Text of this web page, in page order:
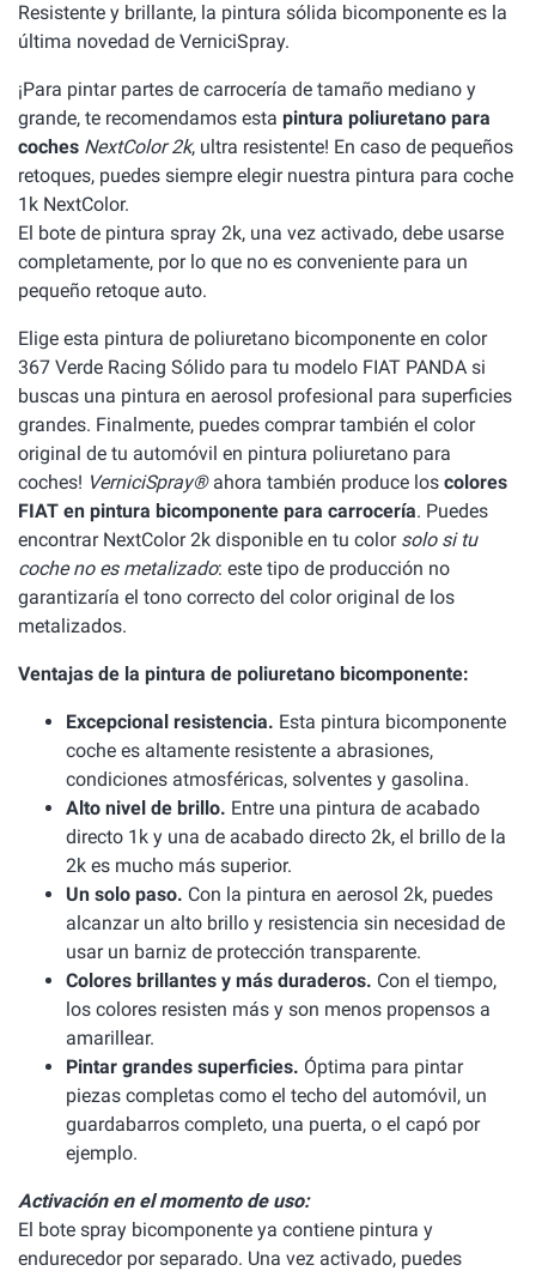
Resistente y brillante, la pintura sólida bicomponente es la
última novedad de VerniciSpray.
¡Para pintar partes de carrocería de tamaño mediano y
grande, te recomendamos esta pintura poliuretano para
coches NextColor 2k, ultra resistente! En caso de pequeños
retoques, puedes siempre elegir nuestra pintura para coche
1k NextColor.
El bote de pintura spray 2k, una vez activado, debe usarse
completamente, por lo que no es conveniente para un
pequeño retoque auto.
Elige esta pintura de poliuretano bicomponente en color
367 Verde Racing Sólido para tu modelo FIAT PANDA si
buscas una pintura en aerosol profesional para superficies
grandes. Finalmente, puedes comprar también el color
original de tu automóvil en pintura poliuretano para
coches! VerniciSpray®ahora también produce los colores
FIAT en pintura bicomponente para carrocería. Puedes
encontrar NextColor 2k disponible en tu color solo si tu
coche no es metalizado: este tipo de producción no
garantizaría el tono correcto del color original de los
metalizados.
Ventajas de la pintura de poliuretano bicomponente:
Excepcional resistencia. Esta pintura bicomponente
coche es altamente resistente a abrasiones,
condiciones atmosféricas, solventes y gasolina.
Alto nivel de brillo. Entre una pintura de acabado
directo 1k y una de acabado directo 2k, el brillo de la
2k es mucho más superior.
Un solo paso. Con la pintura en aerosol 2k, puedes
alcanzar un alto brillo y resistencia sin necesidad de
usar un barniz de protección transparente.
Colores brillantes y más duraderos. Con el tiempo,
los colores resisten más y son menos propensos a
amarillear.
Pintar grandes superficies. Óptima para pintar
piezas completas como el techo del automóvil, un
guardabarros completo, una puerta, o el capó por
ejemplo.
Activación en el momento de uso:
El bote spray bicomponente ya contiene pintura y
endurecedor por separado. Una vez activado, puedes